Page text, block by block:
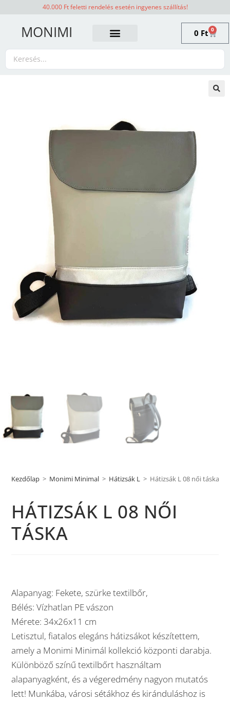
40.000 Ft feletti rendelés esetén ingyenes szállítás!
MONIMI 0 Ft 0
Kezdőlap > Monimi Minimal > Hátizsák L > Hátizsák L 08 női táska
HÁTIZSÁK L 08 NŐI
TÁSKA
Alapanyag: Fekete, szürke textilbőr,
Bélés: Vízhatlan PE vászon
Mérete: 34x26x11 cm
Letisztul, fiatalos elegáns hátizsákot készítettem,
amely a Monimi Minimál kollekció központi darabja.
Különböző színű textilbőrt használtam
alapanyagként, és a végeredmény nagyon mutatós
lett! Munkába, városi sétákhoz és kiránduláshoz is